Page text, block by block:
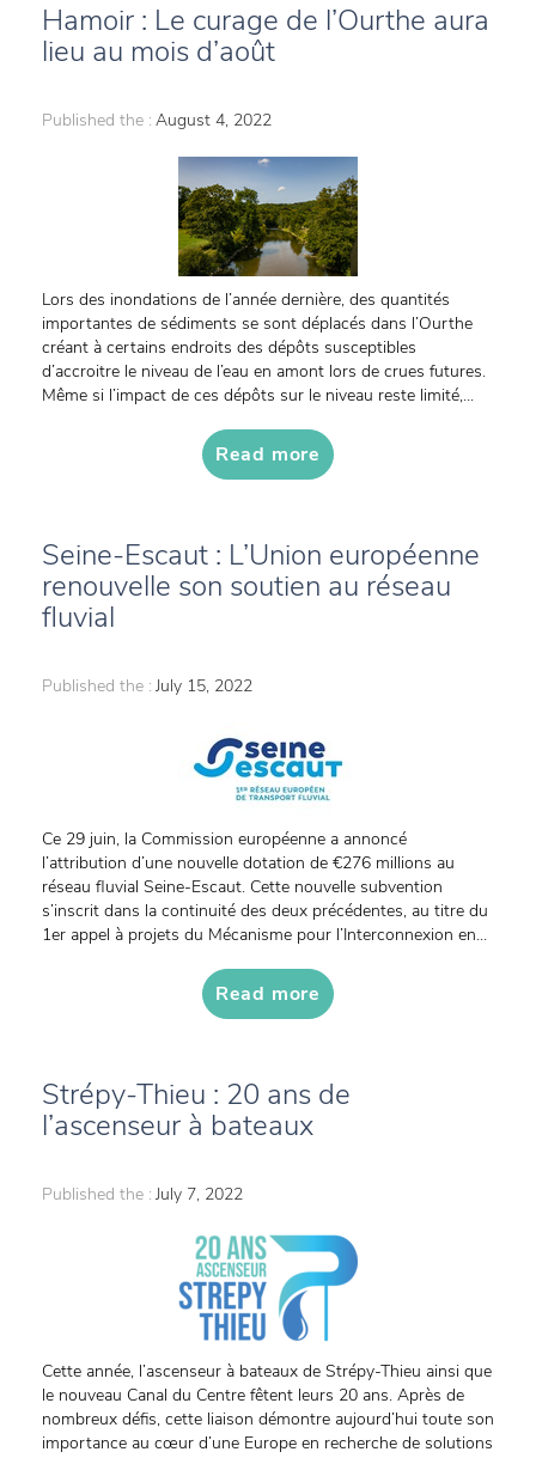
Hamoir : Le curage de l’Ourthe aura
lieu au mois d’août
Published the : August 4, 2022
Lors des inondations de l’année dernière, des quantités
importantes de sédiments se sont déplacés dans l’Ourthe
créant à certains endroits des dépôts susceptibles
d’accroitre le niveau de l’eau en amont lors de crues futures.
Même si l’impact de ces dépôts sur le niveau reste limité,...
Read more
Seine-Escaut : L’Union européenne
renouvelle son soutien au réseau
fluvial
Published the : July 15, 2022
Ce 29 juin, la Commission européenne a annoncé
l’attribution d’une nouvelle dotation de €276 millions au
réseau fluvial Seine-Escaut. Cette nouvelle subvention
s’inscrit dans la continuité des deux précédentes, au titre du
1er appel à projets du Mécanisme pour l’Interconnexion en...
Read more
Strépy-Thieu : 20 ans de
l’ascenseur à bateaux
Published the : July 7, 2022
Cette année, l’ascenseur à bateaux de Strépy-Thieu ainsi que
le nouveau Canal du Centre fêtent leurs 20 ans. Après de
nombreux défis, cette liaison démontre aujourd’hui toute son
importance au cœur d’une Europe en recherche de solutions